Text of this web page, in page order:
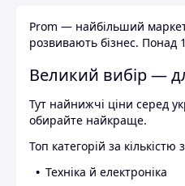
Prom — найбільший
розвивають бізнес. Понад
Великий вибір —
Тут найнижчі ціни серед
обирайте найкраще.
Топ категорій за кількістю
Техніка й електроніка